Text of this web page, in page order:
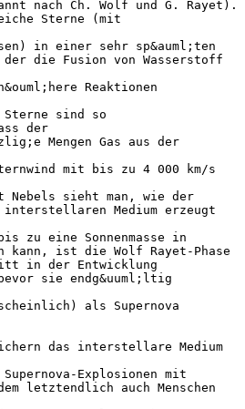
nach Ch. Wolf und G. Rayet).
Sterne (mit
in einer sehr sp&auml;ten
die Fusion von Wasserstoff
Reaktionen
sind so
der
Mengen Gas aus der
mit bis zu 4 000 km/s
Nebels sieht man, wie der
interstellaren Medium erzeugt
zu eine Sonnenmasse in
kann, ist die Wolf Rayet-Phase
in der Entwicklung
sie endg&uuml;ltig
als Supernova
das interstellare Medium
Explosionen mit
letztendlich auch Menschen